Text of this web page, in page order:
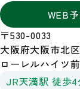
WEB
〒530-0033
大阪府大阪市北
ローレルハイツ前
JR天満駅 徒歩4